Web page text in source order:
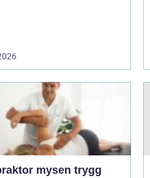
mysen trygg